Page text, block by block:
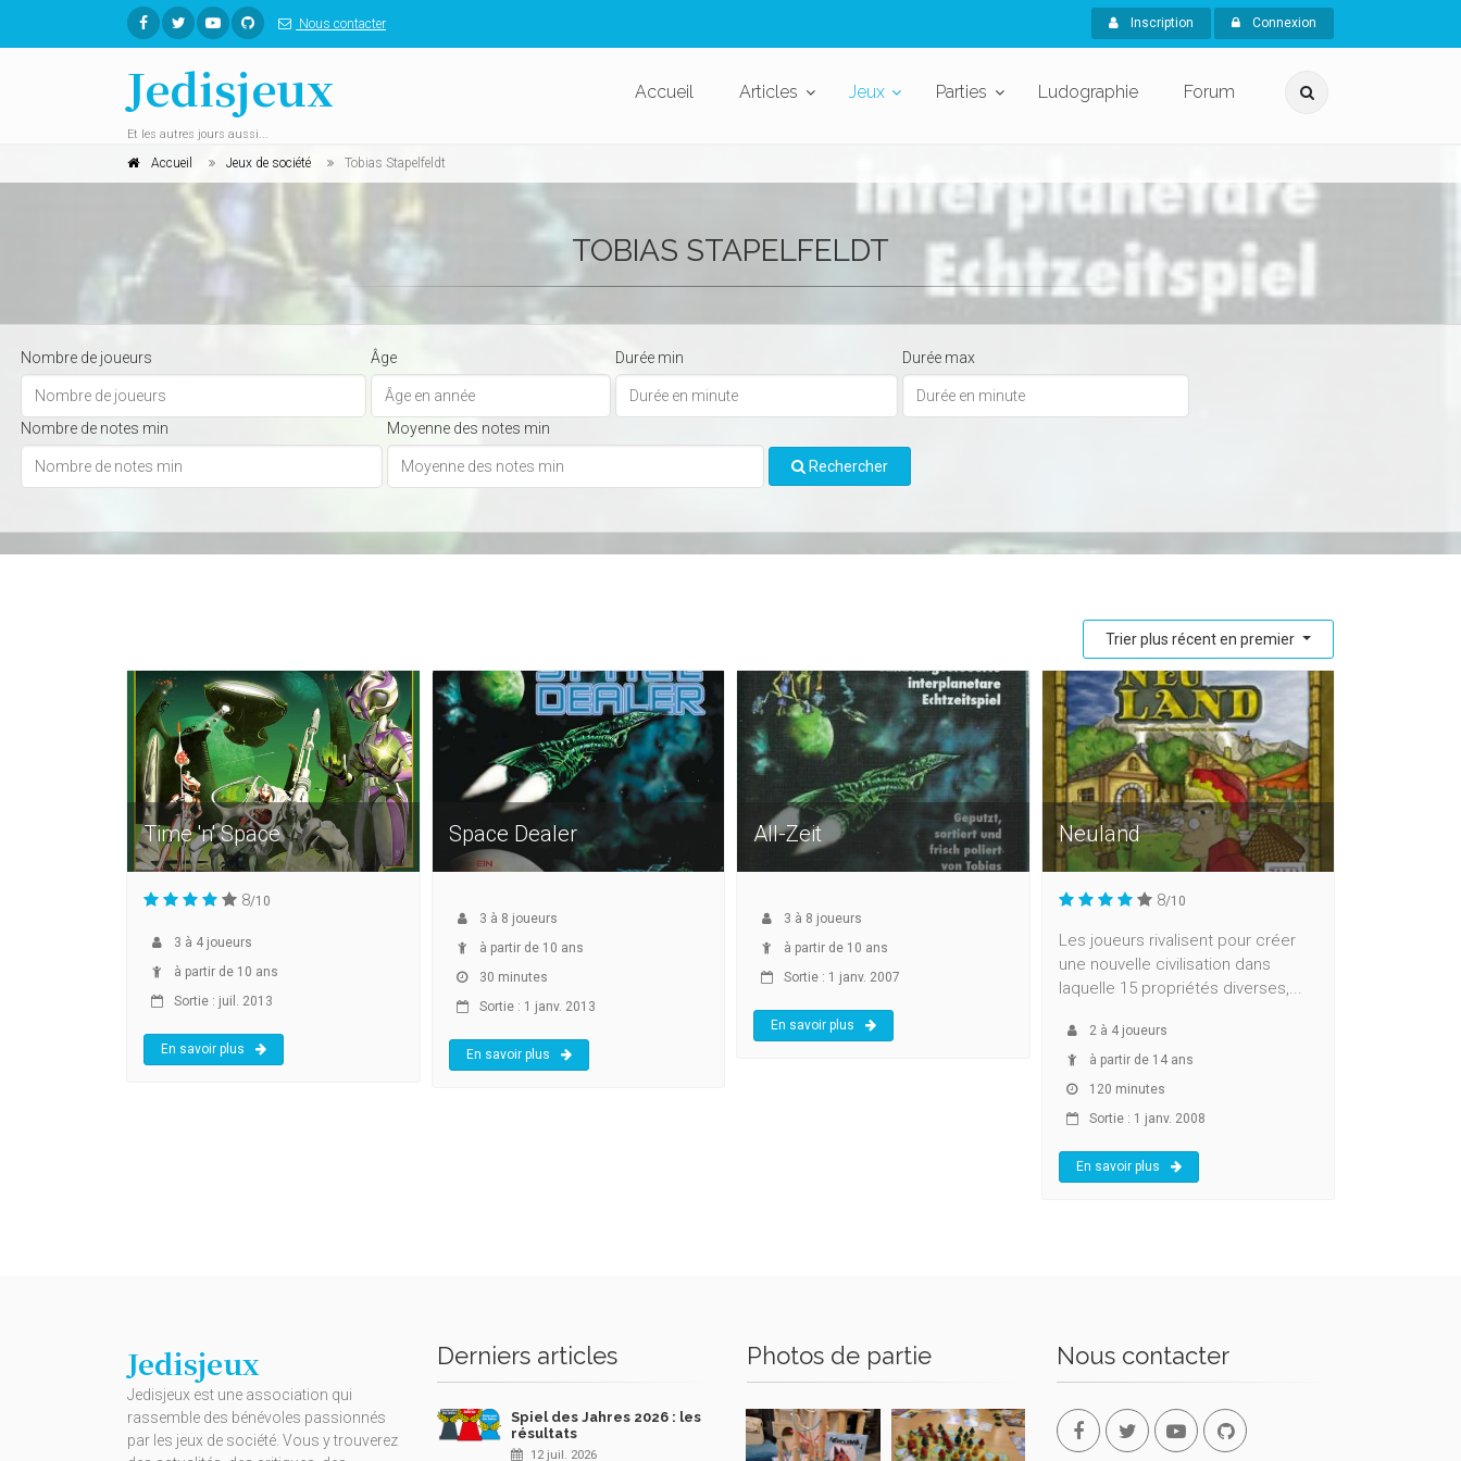
Nous contacter Inscription Connexion
Jedisjeux
Et les autres jours aussi...
Accueil Articles Jeux Parties Ludographie Forum
Accueil Jeux de société Tobias Stapelfeldt
TOBIAS STAPELFELDT
Nombre de joueurs Âge Durée min Durée max
Nombre de notes min Moyenne des notes min
Rechercher
Trier plus récent en premier
Time 'n' Space
8/10
3 à 4 joueurs
à partir de 10 ans
Sortie : juil. 2013
En savoir plus
Space Dealer
3 à 8 joueurs
à partir de 10 ans
30 minutes
Sortie : 1 janv. 2013
En savoir plus
All-Zeit
3 à 8 joueurs
à partir de 10 ans
Sortie : 1 janv. 2007
En savoir plus
Neuland
8/10
Les joueurs rivalisent pour créer
une nouvelle civilisation dans
laquelle 15 propriétés diverses,...
2 à 4joueurs
à partir de 14 ans
120 minutes
Sortie : 1 janv. 2008
En savoir plus
Jedisjeux
Jedisjeux est une association qui
rassemble des bénévoles passionnés
par les jeux de société. Vous y trouverez
Derniers articles
Spiel des Jahres 2026 : les
résultats
12 juil. 2026
Photos de partie Nous contacter